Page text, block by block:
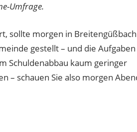
Umfrage.
sollte morgen in Breitengüßbach
gestellt – und die Aufgaben
Schuldenabbau kaum geringer
– schauen Sie also morgen